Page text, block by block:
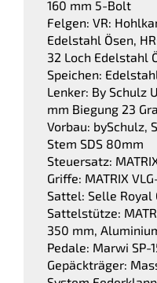
160 mm 5-Bolt
Felgen: VR:
Edelstahl Ösen,
32 Loch Edelstahl
Speichen:
Lenker: By Schulz
mm Biegung 23
Vorbau: bySchulz,
Stem SDS 80mm
Steuersatz:
Griffe: MATRIX
Sattel: Selle Royal
Sattelstütze:
350 mm,
Pedale: Marwi SP-
Gepäckträger: